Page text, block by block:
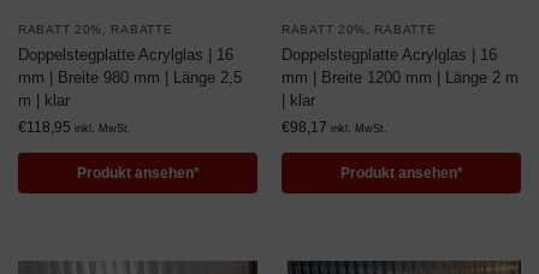
RABATT 20% RABATTE
Doppelstegplatte Acrylglas | 16
mm | Breite 980 mm | Länge 2,5
m | klar
€118,95 inkl. MwSt.
Produkt ansehen*
RABATT 20% RABATTE
Doppelstegplatte Acrylglas | 16
mm | Breite 1200 mm | Länge 2 m
| klar
€98,17 inkl. MwSt.
Produkt ansehen*